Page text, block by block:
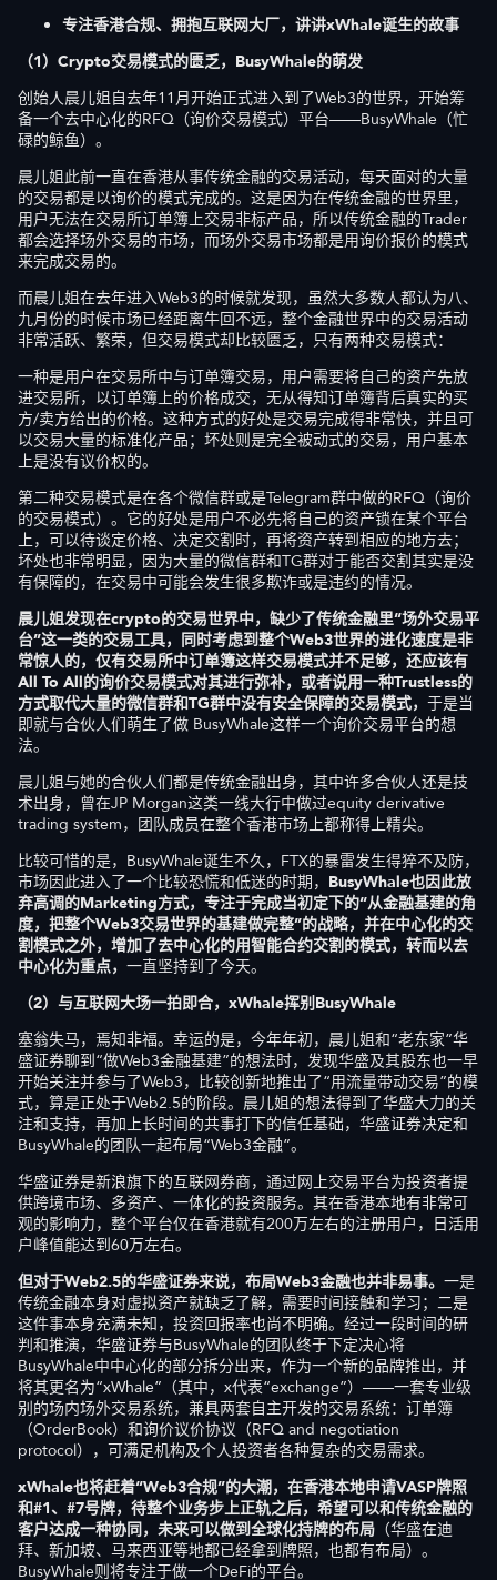
专注香港合规、拥抱互联网大厂，讲讲xWhale诞生的故事
（1） Crypto交易模式的匮乏，BusyWhale的萌发
创始人晨儿姐自去年11月开始正式进入到了Web3的世界，开始筹
备一个去中心化的RFQ（询价交易模式）平台——BusyWhale（忙
碌的鲸鱼）。
晨儿姐此前一直在香港从事传统金融的交易活动，每天面对的大量
的交易都是以询价的模式完成的。这是因为在传统金融的世界里，
用户无法在交易所订单簿上交易非标产品，所以传统金融的Trader
都会选择场外交易的市场，而场外交易市场都是用询价报价的模式
来完成交易的。
而晨儿姐在去年进入Web3的时候就发现，虽然大多数人都认为八、
九月份的时候市场已经距离牛回不远，整个金融世界中的交易活动
非常活跃、繁荣，但交易模式却比较匮乏，只有两种交易模式：
一种是用户在交易所中与订单簿交易，用户需要将自己的资产先放
进交易所，以订单簿上的价格成交，无从得知订单簿背后真实的买
方/卖方给出的价格。这种方式的好处是交易完成得非常快，并且可
以交易大量的标准化产品；坏处则是完全被动式的交易，用户基本
上是没有议价权的。
第二种交易模式是在各个微信群或是Telegram群中做的RFQ（询价
的交易模式）。它的好处是用户不必先将自己的资产锁在某个平台
上，可以待谈定价格、决定交割时，再将资产转到相应的地方去；
坏处也非常明显，因为大量的微信群和TG群对于能否交割其实是没
有保障的，在交易中可能会发生很多欺诈或是违约的情况。
晨儿姐发现在crypto的交易世界中，缺少了传统金融里“场外交易平
台”这一类的交易工具，同时考虑到整个Web3世界的进化速度是非
常惊人的，仅有交易所中订单簿这样交易模式并不足够，还应该有
All To All的询价交易模式对其进行弥补，或者说用一种Trustless的
方式取代大量的微信群和TG群中没有安全保障的交易模式， 于是当
即就与合伙人们萌生了做 BusyWhale这样一个询价交易平台的想
法。
晨儿姐与她的合伙人们都是传统金融出身，其中许多合伙人还是技
术出身，曾在JP Morgan这类一线大行中做过equity derivative
trading system，团队成员在整个香港市场上都称得上精尖。
比较可惜的是，BusyWhale诞生不久，FTX的暴雷发生得猝不及防，
市场因此进入了一个比较恐慌和低迷的时期， BusyWhale也因此放
弃高调的Marketing方式，专注于完成当初定下的“从金融基建的角
度，把整个Web3交易世界的基建做完整”的战略，并在中心化的交
割模式之外，增加了去中心化的用智能合约交割的模式，转而以去
中心化为重点， 一直坚持到了今天。
（2）与互联网大场一拍即合，xWhale挥别BusyWhale
塞翁失马，焉知非福。幸运的是，今年年初，晨儿姐和“老东家”华
盛证券聊到“做Web3金融基建”的想法时，发现华盛及其股东也一早
开始关注并参与了Web3，比较创新地推出了“用流量带动交易”的模
式，算是正处于Web2.5的阶段。晨儿姐的想法得到了华盛大力的关
注和支持，再加上长时间的共事打下的信任基础，华盛证券决定和
BusyWhale的团队一起布局“Web3金融”。
华盛证券是新浪旗下的互联网券商，通过网上交易平台为投资者提
供跨境市场、多资产、一体化的投资服务。其在香港本地有非常可
观的影响力，整个平台仅在香港就有200万左右的注册用户，日活用
户峰值能达到60万左右。
但对于Web2.5的华盛证券来说，布局Web3金融也并非易事。 一是
传统金融本身对虚拟资产就缺乏了解，需要时间接触和学习；二是
这件事本身充满未知，投资回报率也尚不明确。经过一段时间的研
判和推演，华盛证券与BusyWhale的团队终于下定决心将
BusyWhale中中心化的部分拆分出来，作为一个新的品牌推出，并
将其更名为“xWhale”（其中，x代表“exchange”）——一套专业级
别的场内场外交易系统，兼具两套自主开发的交易系统：订单簿
（OrderBook）和询价议价协议（RFQ and negotiation
protocol），可满足机构及个人投资者各种复杂的交易需求。
xWhale也将赶着“Web3合规”的大潮，在香港本地申请VASP牌照
和#1、#7号牌，待整个业务步上正轨之后，希望可以和传统金融的
客户达成一种协同，未来可以做到全球化持牌的布局 （华盛在迪
拜、新加坡、马来西亚等地都已经拿到牌照，也都有布局）。
BusyWhale则将专注于做一个DeFi的平台。